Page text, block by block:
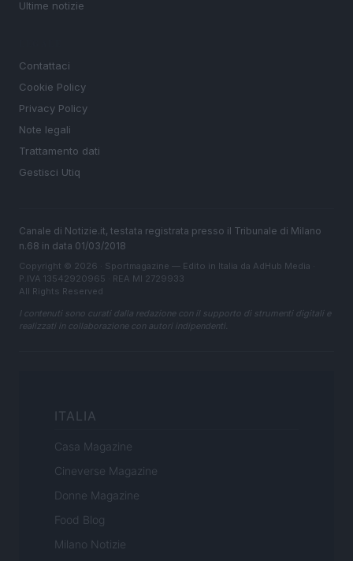
Ultime notizie
Contattaci
Cookie Policy
Privacy Policy
Note legali
Trattamento dati
Gestisci Utiq
Canale di Notizie.it, testata registrata presso il Tribunale di Milano
n.68 in data 01/03/2018
Copyright © 2026 · Sportmagazine — Edito in Italia da AdHub Media
P.IVA 13542920965 · REA MI 2729933
All Rights Reserved
I contenuti sono curati dalla redazione con il supporto di strumenti digitali e
realizzati in collaborazione con autori indipendenti.
ITALIA
Casa Magazine
Cineverse Magazine
Donne Magazine
Food Blog
Milano Notizie